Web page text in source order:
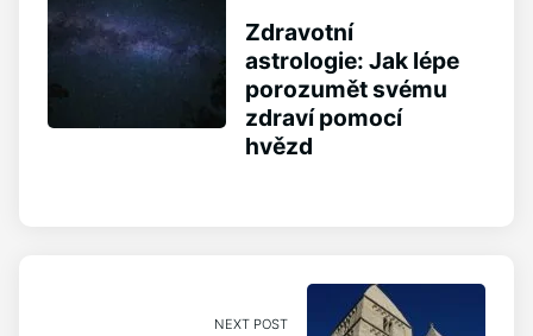
Zdravotní
astrologie: Jak lépe
porozumět svému
zdraví pomocí
hvězd
NEXT POST